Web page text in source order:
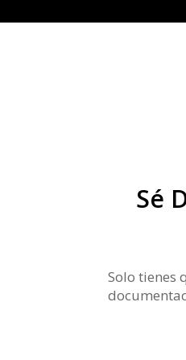
Sé
Solo tienes